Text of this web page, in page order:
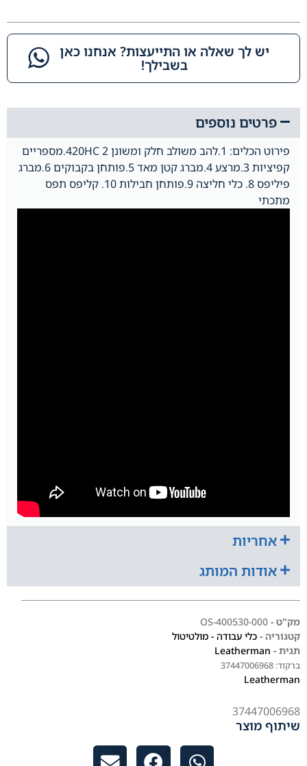
פרטים נוספים
פירוט הכלים: 1.להב משולב חלק ומשונן 420HC 2.מספריים
קפיציות 3.מרצע 4.מברג קטן מאד 5.פותחן בקבוקים 6.מברג
פיליפס 8. כלי חליצה 9.פותחן חבילות 10. קליפס תפס
מתכתי
אחריות
אודות המותג
מק"ט - 400530-000-OS
קטגוריה - כלי עבודה - מולטיטול
תגית - Leatherman
ברקוד: 37447006968
Leatherman
37447006968
שיתוף מוצר
יש לך שאלה או התייעצות? אנחנו כאן
בשבילך!​